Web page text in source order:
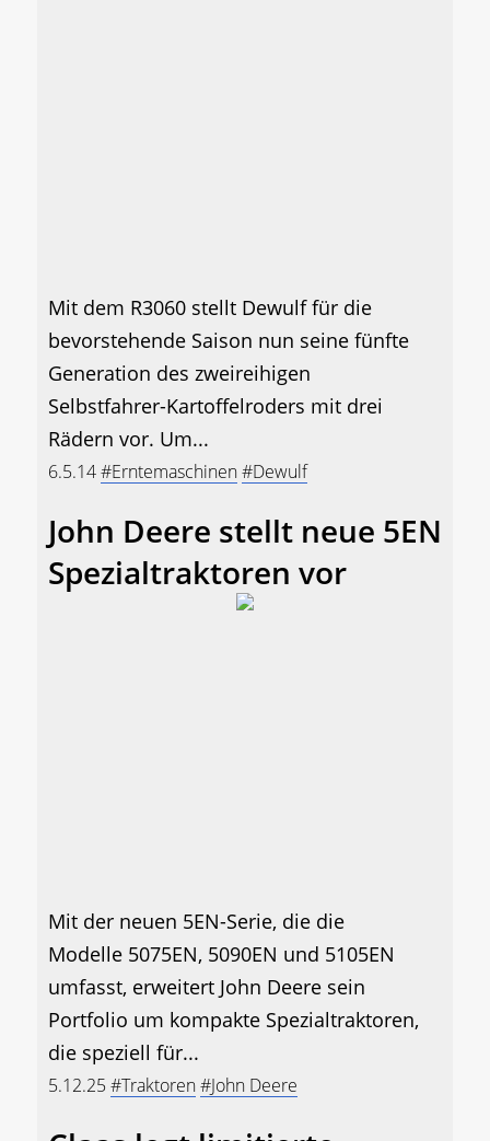
Mit dem R3060 stellt Dewulf für die
bevorstehende Saison nun seine fünfte
Generation des zweireihigen
Selbstfahrer-Kartoffelroders mit drei
Rädern vor. Um...
6.5.14#Erntemaschinen#Dewulf
John Deere stellt neue 5EN
Spezialtraktoren vor
Mit der neuen 5EN-Serie, die die
Modelle 5075EN, 5090EN und 5105EN
umfasst, erweitert John Deere sein
Portfolio um kompakte Spezialtraktoren,
die speziell für...
5.12.25#Traktoren#John Deere